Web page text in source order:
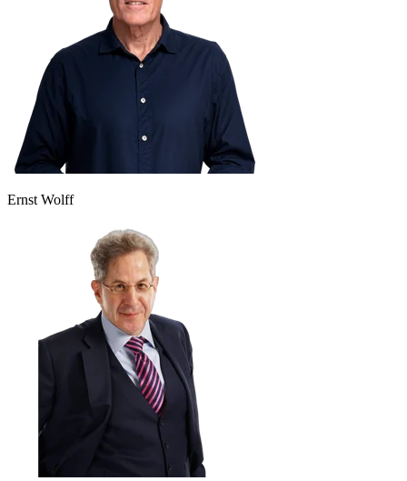
Ernst Wolff